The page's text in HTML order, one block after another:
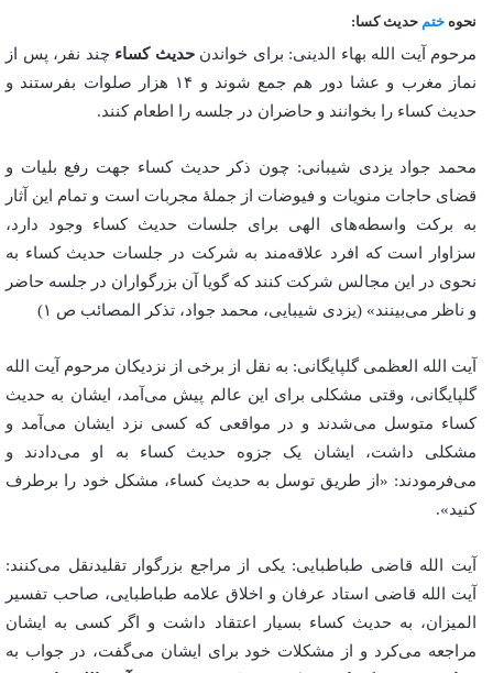
نحوه ختم حدیث کسا:
مرحوم آیت الله بهاء الدینی: برای خواندنحدیث کساء چند نفر، پس از
نماز مغرب و عشا دور هم جمع شوند و ۱۴ هزار صلوات بفرستند و
حدیث کساء را بخوانند و حاضران در جلسه را اطعام کنند.
محمد جواد یزدی شیبانی: چون ذکر حدیث کساء جهت رفع بلیات و
قضای حاجات منویات و فیوضات از جملۀ مجربات است و تمام این آثار
به برکت واسطه‌های الهی برای جلسات حدیث کساء وجود دارد،
سزاوار است که افرد علاقه‌مند به شرکت در جلسات حدیث کساء به
نحوی در این مجالس شرکت کنند که گویا آن بزرگواران در جلسه حاضر
و ناظر می‌بینند» (یزدی شیبایی، محمد جواد، تذکر المصائب ص ۱)
آیت الله العظمی گلپایگانی: به نقل از برخی از نزدیکان مرحوم آیت الله
گلپایگانی، وقتی مشکلی برای این عالم پیش می‌آمد، ایشان به حدیث
کساء متوسل می‌شدند و در مواقعی که کسی نزد ایشان می‌آمد و
مشکلی داشت، ایشان یک جزوه حدیث کساء به او می‌دادند و
می‌فرمودند: «از طریق توسل به حدیث کساء، مشکل خود را برطرف
کنید».
آیت الله قاضی طباطبایی: یکی از مراجع بزرگوار تقلیدنقل می‌کنند:
آیت الله قاضی استاد عرفان و اخلاق علامه طباطبایی، صاحب تفسیر
المیزان، به حدیث کساء بسیار اعتقاد داشت و اگر کسی به ایشان
مراجعه می‌کرد و از مشکلات خود برای ایشان می‌گفت، در جواب به